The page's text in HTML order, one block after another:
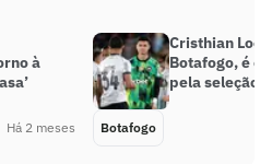
à
Há 2 meses
Cristhian
Botafogo, é
pela seleção
Botafogo